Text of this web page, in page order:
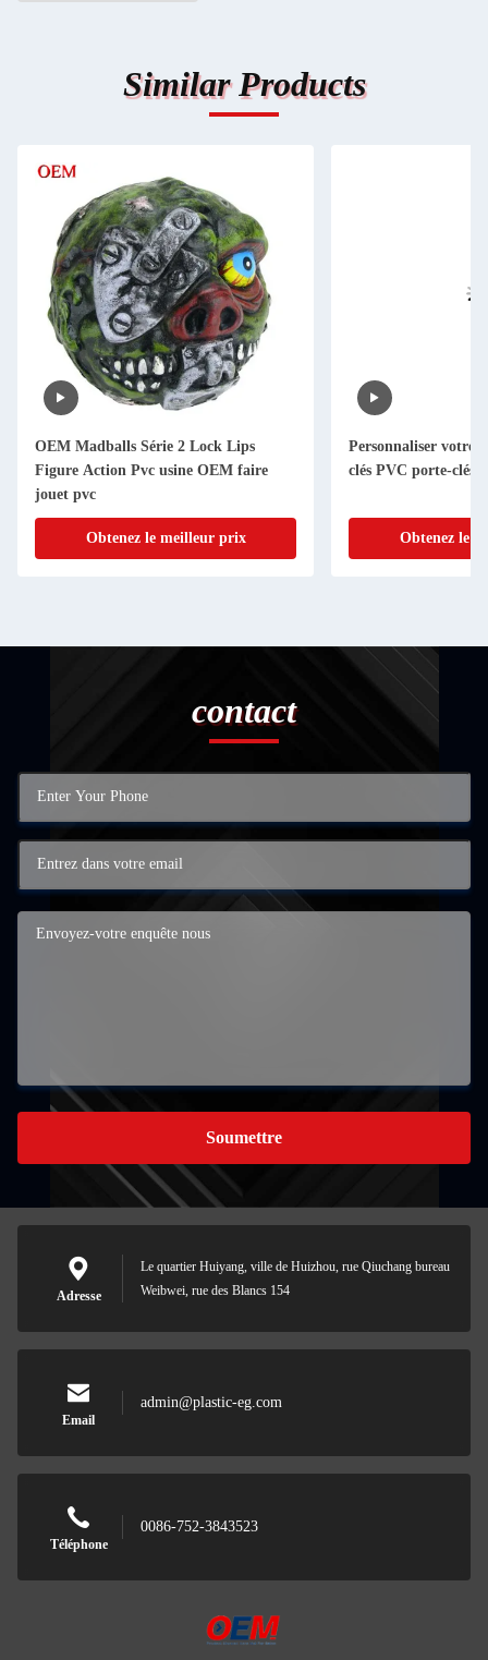
Similar Products
OEM Madballs Série 2 Lock Lips
Figure Action Pvc usine OEM faire
jouet pvc
Obtenez le meilleur prix
Personnaliser votre
clés PVC porte-clés
Obtenez le
contact
Soumettre
Adresse
Le quartier Huiyang, ville de Huizhou, rue Qiuchang bureau
Weibwei, rue des Blancs 154
Email
admin@plastic-eg.com
Téléphone
0086-752-3843523